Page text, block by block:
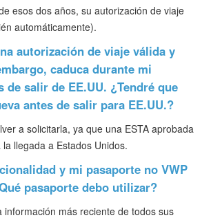
esos dos años, su autorización de viaje
automáticamente).
autorización de viaje válida y
caduca durante mi
de salir de EE.UU. ¿Tendré que
antes de salir para EE.UU.?
a solicitarla, ya que una ESTA aprobada
llegada a Estados Unidos.
y mi pasaporte no VWP
pasaporte debo utilizar?
información más reciente de todos sus